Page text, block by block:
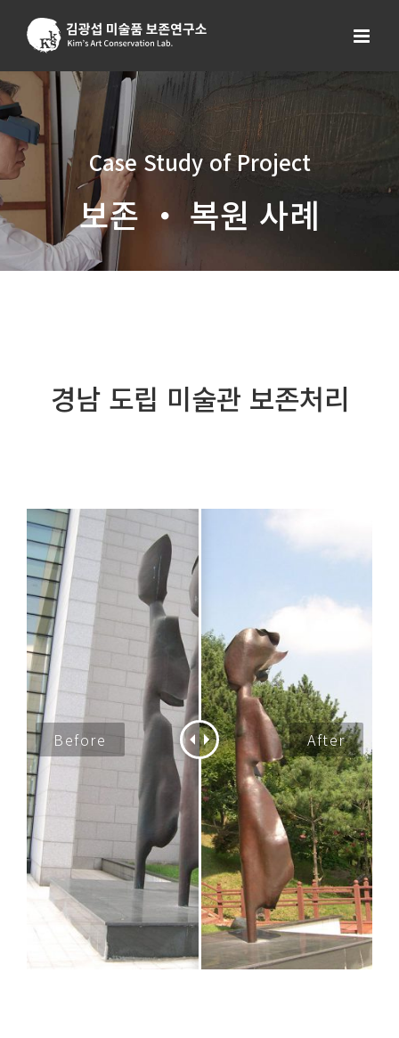
content
Case Study of Project
보존 ・ 복원 사례
경남 도립 미술관 보존처리